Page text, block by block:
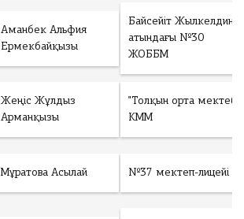
Аманбек Альфия
Ермекбайқызы
Байсейіт Жылкелдин
атындағы №30
ЖОББМ
Жеңіс Жұлдыз
Арманқызы
"Толқын орта мектебі"
КММ
Мұратова Асылай №37 мектеп-лицейі